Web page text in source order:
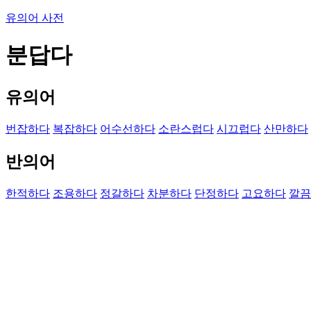
유의어 사전
분답다
유의어
번잡하다 복잡하다 어수선하다 소란스럽다 시끄럽다 산만하다
반의어
한적하다 조용하다 정갈하다 차분하다 단정하다 고요하다 깔